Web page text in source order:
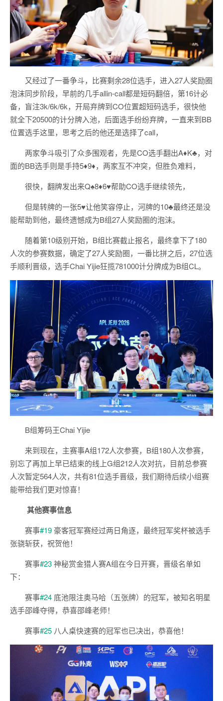
又经过了一番争斗，比赛剩余28位选手，进入27人奖励圈
泡沫同步阶段，早前的几手allin-call都是短码翻倍，第16计必
备，盲注3k/6k/6k，开局弃牌到CO位置超短码选手，很快他
就全下20500的计分牌入池，后面选手纷纷弃牌，一直来到BB
位置选手这里，思考之后的他还是选择了call，
两家争斗吸引了众多围观者，先是CO选手翻出A♦️K♣️，对
面的BB选手则是手持5♦️9♦️，两家互不冲突，但胜负难料，
很快，翻牌发出来Q♠️8♦️6♥️帮助CO选手继续领先，
但是转牌的一张5♥️让他笑容停止，河牌的10♣️最终还是没
能帮助到他，最终遗憾成为B组27人奖励圈的泡沫。
随着第10级别开始，B组比赛截止报名，最终拿下了180
人次的参赛数据，确定了27人奖励圈，一番比拼之后，27位选
手顺利晋级，选手Chai Yijie狂揽781000计分牌成为B组CL。
B组筹码王Chai Yijie
来到现在，主赛事A组172人次参赛，B组180人次参赛，
别忘了再加上早已结束的线上G组212人次对抗，目前总参赛
人次暂定564人次，共有81位选手晋级，我们期待后续小组赛
能带给我们更对惊喜！
其他赛事信息
赛事#19 豪客冠军赛经过两日角逐，最终冠军奖杯被选手
张骁斩获，祝贺他！
赛事#23神秘赏金猎人赛A组在今日开赛，晋级名单如
下：
赛事#24 底池限注奥马哈（五张牌）的冠军，被知名明星
选手邵峰夺得，恭喜邵峰老师！
赛事#25 八人桌快速赛的冠军也已决出，恭喜他！